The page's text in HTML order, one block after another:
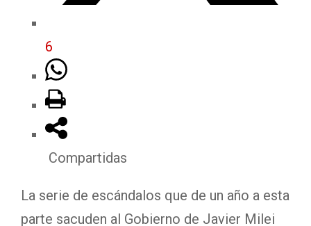
6
Compartidas
La serie de escándalos que de un año a esta
parte sacuden al Gobierno de Javier Milei